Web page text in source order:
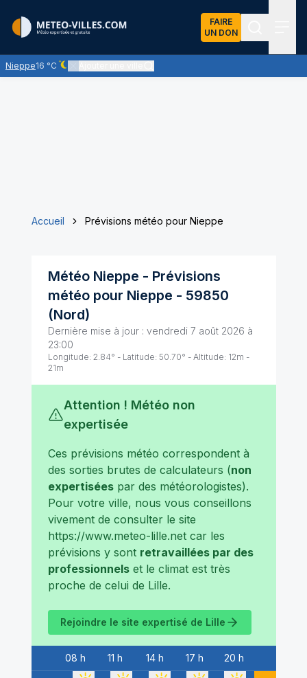
FAIRE
UN DON
Nieppe16 °C
Ciel dégagé - quasiment pas de nuages
Accueil Prévisions météo pour Nieppe
Météo Nieppe - Prévisions
météo pour Nieppe - 59850
(Nord)
Dernière mise à jour : vendredi 7 août 2026 à
23:00
Longitude: 2.84° - Latitude: 50.70° - Altitude: 12m -
21m
Attention ! Météo non
expertisée
Ces prévisions météo correspondent à
des sorties brutes de calculateurs (non
expertiséespar des météorologistes).
Pour votre ville, nous vous conseillons
vivement de consulter le site
https://www.meteo-lille.net car les
prévisions y sont retravaillées par des
professionnelset le climat est très
proche de celui de Lille.
Rejoindre le site expertisé de Lille
Date
08 h 11 h 14 h 17 h 20 h